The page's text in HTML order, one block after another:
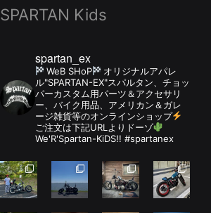
SPARTAN Kids
spartan_ex
WeB SHoP
オリジナルアパレ
ル"SPARTAN-EX"スパルタン、チョッ
パーカスタム用パーツ＆アクセサリ
ー、バイク用品、アメリカン＆ガレ
ージ雑貨等のオンラインショップ
ご注文は下記URLよりドーゾ
We'R'Spartan-KiDS!! #spartanex